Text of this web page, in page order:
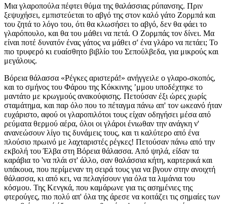
Μια γλαροπούλα πέφτει θύμα της θαλάσσιας ρύπανσης. Πριν
ξεψυχήσει, εμπιστεύεται το αβγό της στον καλό γάτο Ζορμπά και
του ζητά το λόγο του, ότι θα κλωσήσει το αβγό, δεν θα φάει το
γλαρόπουλο, και θα του μάθει να πετά. Ο Ζορμπάς τον δίνει. Μα
είναι ποτέ δυνατόν ένας γάτος να μάθει σ' ένα γλάρο να πετάει; Το
πιο τρυφερό κι ευαίσθητο βιβλίο του Σεπούλβεδα, για μικρούς και
μεγάλους.
Βόρεια θάλασσα «Ρέγκες αριστερά!» ανήγγειλε ο γλαρο-σκοπός,
και το σμήνος του Φάρου της Κόκκινης ʼμμου υποδέχτηκε το
μαντάτο με κρωγμούς ανακούφισης. Πετούσαν έξι ώρες χωρίς
σταμάτημα, και παρ όλο που το πέταγμα πάνω απ' τον ωκεανό ήταν
ευχάριστο, αφού οι γλαροπιλότοι τους είχαν οδηγήσει μέσα από
ρεύματα θερμού αέρα, όλοι οι γλάροι ένιωθαν την ανάγκη ν'
ανανεώσουν λίγο τις δυνάμεις τους, και τι καλύτερο από ένα
πλούσιο πρωινό με λαχταριστές ρέγκες! Πετούσαν πάνω από την
εκβολή του Έλβα στη Βόρεια θάλασσα. Από ψηλά, είδαν τα
καράβια το 'να πλάι στ' άλλο, σαν θαλάσσια κήτη, καρτερικά και
υπάκουα, που περίμεναν τη σειρά τους για να βγουν στην ανοιχτή
θάλασσα, κι από κει, να πελαγίσουν για όλα τα λιμάνια του
κόσμου. Της Κενγκά, που καμάρωνε για τις ασημένιες της
φτερούγες, πιο πολύ απ' όλα της άρεσε να κοιτάζει τις σημαίες των